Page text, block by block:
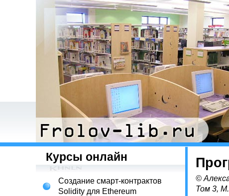
Курсы онлайн
Создание смарт-контрактов
Solidity для Ethereum
©
Том 3,